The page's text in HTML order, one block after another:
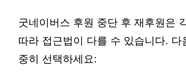
굿네이버스 후원 중단 후 재후원은
따라 접근법이 다를 수 있습니다. 다
중히 선택하세요: